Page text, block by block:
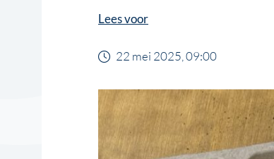
Lees voor
22 mei 2025, 09:00